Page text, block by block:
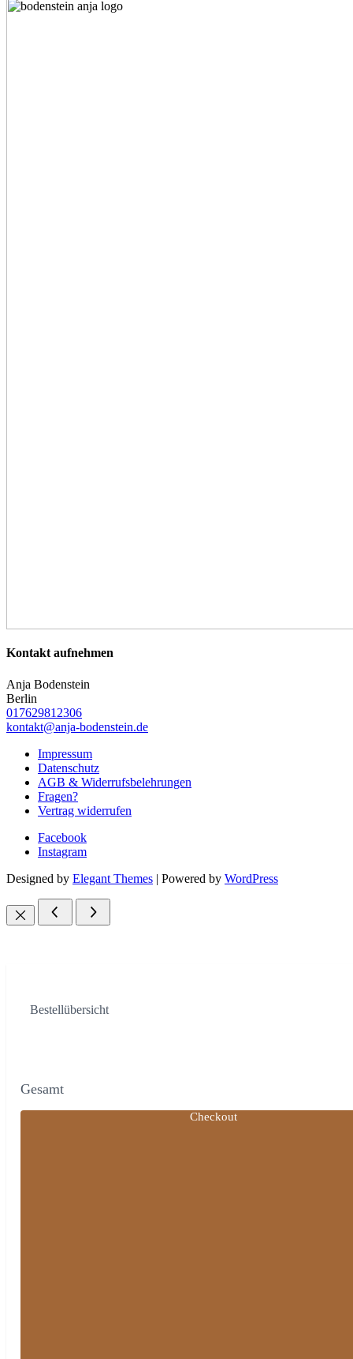
Kontakt aufnehmen
Anja Bodenstein
Berlin
017629812306
kontakt@anja-bodenstein.de
Impressum
Datenschutz
AGB & Widerrufsbelehrungen
Fragen?
Vertrag widerrufen
Facebook
Instagram
Designed by Elegant Themes | Powered by WordPress
Bestellübersicht
Gesamt
Checkout